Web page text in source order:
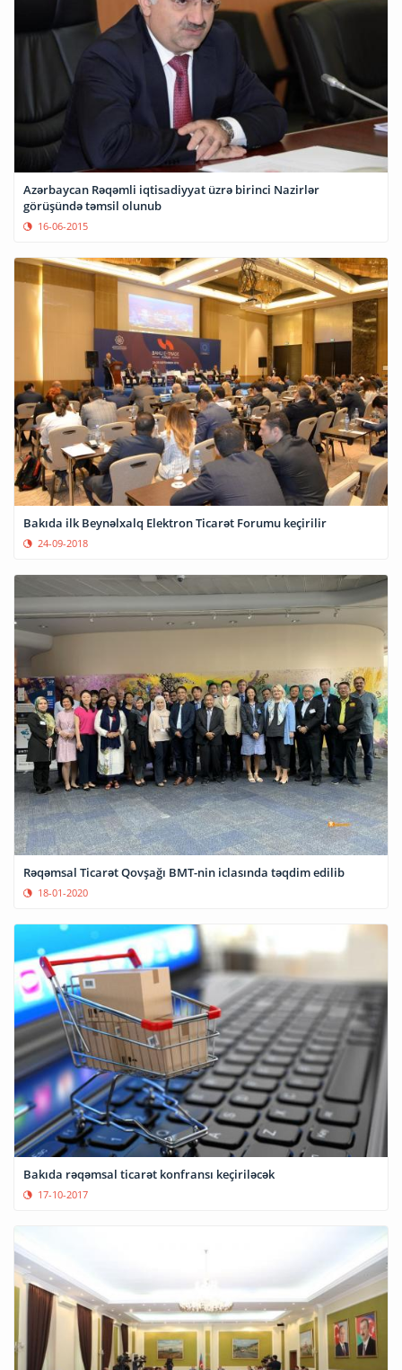
Azərbaycan Rəqəmli iqtisadiyyat üzrə birinci Nazirlər
görüşündə təmsil olunub
16-06-2015
Bakıda ilk Beynəlxalq Elektron Ticarət Forumu keçirilir
24-09-2018
Rəqəmsal Ticarət Qovşağı BMT-nin iclasında təqdim edilib
18-01-2020
Bakıda rəqəmsal ticarət konfransı keçiriləcək
17-10-2017